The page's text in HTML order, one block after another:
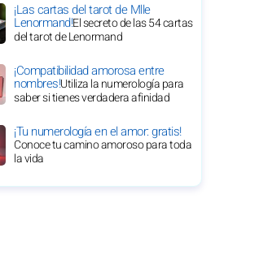
¡Las cartas del tarot de Mlle
Lenormand!El secreto de las 54 cartas
del tarot de Lenormand
¡Compatibilidad amorosa entre
nombres!Utiliza la numerología para
saber si tienes verdadera afinidad
¡Tu numerología en el amor: gratis!
Conoce tu camino amoroso para toda
la vida